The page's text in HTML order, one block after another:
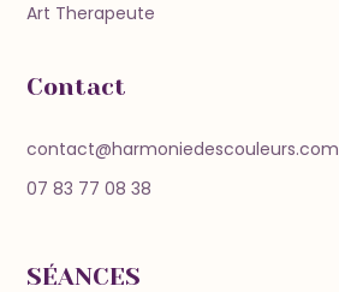
Art Therapeute
Contact
contact@harmoniedescouleurs.com
07 83 77 08 38
SÉANCES